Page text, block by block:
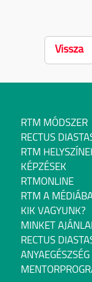
Vissza
RTM MÓDSZER
RECTUS
RTM
KÉPZÉSEK
RTMONLINE
RTM A
KIK VAGYUNK?
MINKET
RECTUS
ANYAEGÉSZSÉG